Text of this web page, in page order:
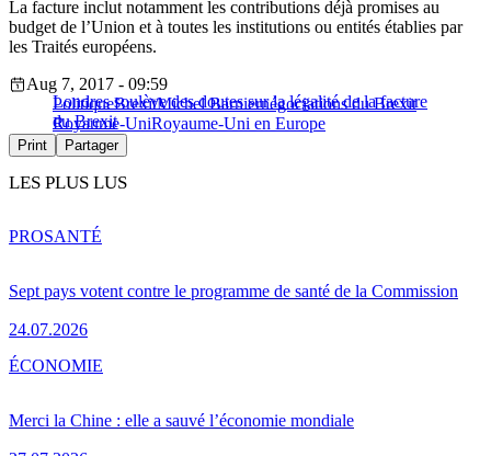
La facture inclut notamment les contributions déjà promises au
budget de l’Union et à toutes les institutions ou entités établies par
les Traités européens.
Londres soulève des doutes sur la légalité de la facture
du Brexit
Aug 7, 2017 - 09:59
PolitiqueBrexitMichel Barniernégociations du Brexit
Royaume-UniRoyaume-Uni en Europe
Print Partager
LES PLUS LUS
Sept pays votent contre le programme de santé de la Commission
24.07.2026
PROSANTÉ
Merci la Chine : elle a sauvé l’économie mondiale
ÉCONOMIE